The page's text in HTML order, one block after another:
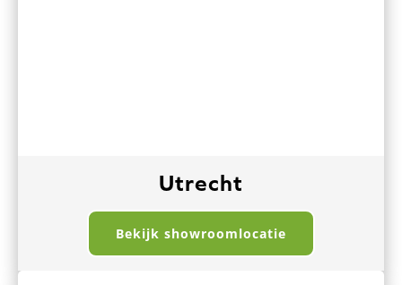
Utrecht
Bekijk showroomlocatie